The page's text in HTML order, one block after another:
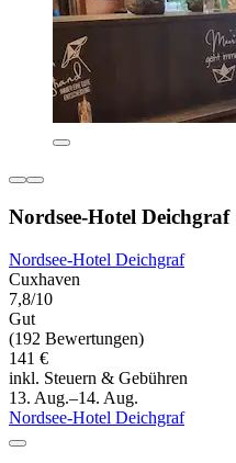
Nordsee-Hotel Deichgraf
Nordsee-Hotel Deichgraf
Cuxhaven
7,8/10
Gut
(192 Bewertungen)
141 €
inkl. Steuern & Gebühren
13. Aug.–14. Aug.
Nordsee-Hotel Deichgraf